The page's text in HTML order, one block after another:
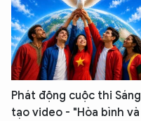
Phát động cuộc thi Sáng
tạo video - "Hòa bình và